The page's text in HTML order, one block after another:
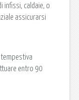
infissi, caldaie, o
assicurarsi
entro 90